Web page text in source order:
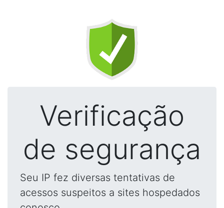
Verificação
de segurança
Seu IP fez diversas tentativas de
acessos suspeitos a sites hospedados